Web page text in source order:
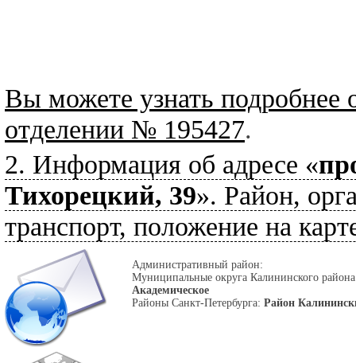
Вы можете узнать подробнее
отделении № 195427.
2. Информация об адресе «
Тихорецкий, 39». Район,
транспорт, положение на
Административный район:
Муниципальные округа Калининского
Академическое
Районы Санкт-Петербурга: Район